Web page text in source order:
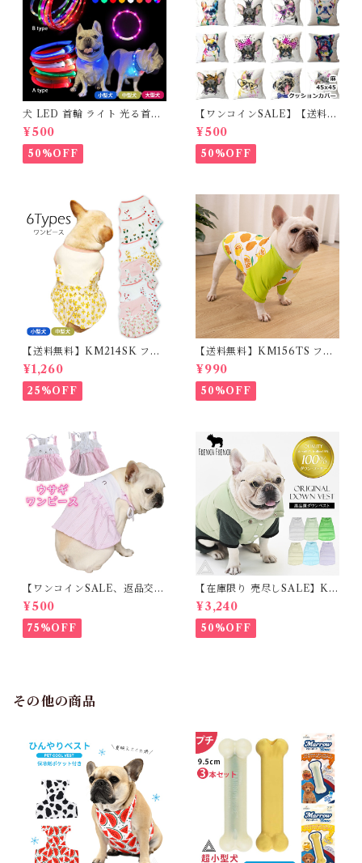
犬 LED 首輪 ライト 光る首輪
USB充電 生活防水 長さ調整可
能 首輪 犬用 ペット カラー ペ
ット用品 軽量 ドッグ用品 フレ
ンチブルドック 大型犬 中型犬
¥500
50%OFF
【ワンコインSALE】【送料無
料】KM503G クッションカバ
ー フレンチブルドッグ クリー
ム フレブル
¥500
50%OFF
【送料無料】KM214SK フレ
ブル 女の子 スカート ワンピー
ス夏 フリル 犬服 ドックウェア
¥1,260
25%OFF
【送料無料】KM156TS フレ
ブル Tシャツ フレンチブルド
ック レモン柄 犬服 ドックウェ
ア
¥990
50%OFF
【ワンコインSALE、返品交換
不可】KM171SK フレンチブ
ルドック 犬服 女の子 ピンク
スカート
¥500
75%OFF
【在庫限り 売尽しSALE】K
M952Tダウンベスト 100%ダ
ウン・フェザー 犬 犬服 ダウン
ジャケット ベスト フレンチブ
ルドッグ 冬服 極暖 暖かい 可
¥3,240
50%OFF
その他の商品